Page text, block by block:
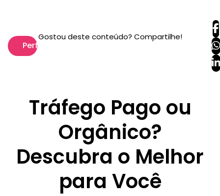
Performance
Gostou deste conteúdo? Compartilhe!
Tráfego Pago ou
Orgânico?
Descubra o Melhor
para Você